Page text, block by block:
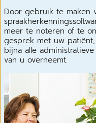
Door gebruik te maken
meer te noteren of te
gesprek met uw
bijna alle
van u overneemt.